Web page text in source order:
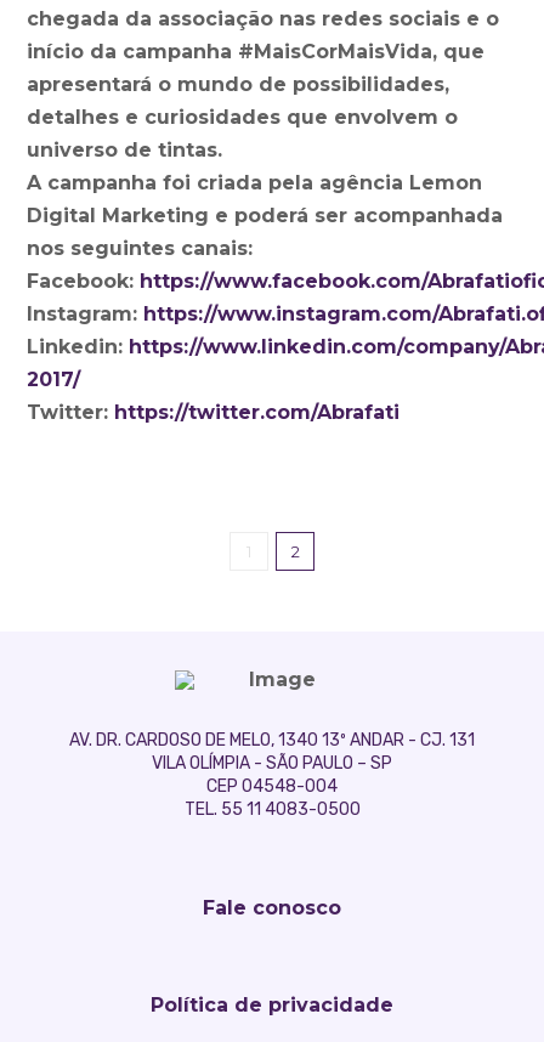
chegada da associação nas redes sociais e o
início da campanha #MaisCorMaisVida, que
apresentará o mundo de possibilidades,
detalhes e curiosidades que envolvem o
universo de tintas.
A campanha foi criada pela agência Lemon
Digital Marketing e poderá ser acompanhada
nos seguintes canais:
Facebook: https://www.facebook.com/
Instagram: https://www.instagram.com/
Linkedin: https://www.linkedin.com/company/
2017/
Twitter: https://twitter.com/Abrafati
1 2
AV. DR. CARDOSO DE MELO, 1340 13º ANDAR - CJ. 131
VILA OLÍMPIA - SÃO PAULO – SP
CEP 04548-004
TEL. 55 11 4083-0500
Fale conosco
Política de privacidade